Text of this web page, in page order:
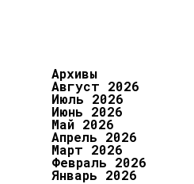
Архивы
Август 2026
Июль 2026
Июнь 2026
Май 2026
Апрель 2026
Март 2026
Февраль 2026
Январь 2026